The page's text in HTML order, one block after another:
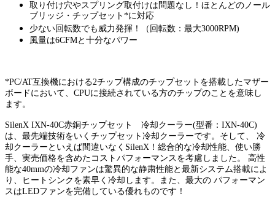
取り付け穴やスプリング取付けは問題なし！ほとんどのノール
ブリッジ・チップセット*に対応
少ない回転数でも威力発揮！（回転数：最大3000RPM)
風量は6CFMと十分なパワー
*PC/AT互換機における2チップ構成のチップセットを搭載したマザー
ボードにおいて、CPUに接続されている方のチップのことを意味し
ます。
SilenX IXN-40C赤銅チップセット 冷却クーラー(型番：IXN-40C)
は、最先端技術をいくチップセット冷却クーラーです。そして、 冷
却クーラーといえば間違いなくSilenX！総合的な冷却性能、使い勝
手、実売価格を含めたコストパフォーマンスを考慮しました。 高性
能な40mmの冷却ファンは驚異的な静粛性能と最新システム搭載によ
り、ヒートシンクを素早く冷却します。また、最大の パフォーマン
スはLEDファンを完備している優れものです！